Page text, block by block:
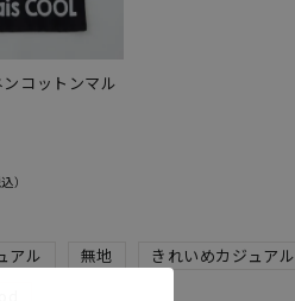
コットンマル
アル 無地 きれいめカジュアル